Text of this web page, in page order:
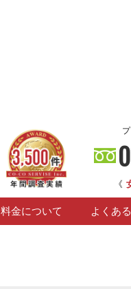
《
料金について よくあ